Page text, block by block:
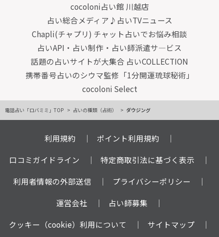
cocoloni占い館 川越店
占い総合メディア♪占いTVニュース
Chapli(チャプリ) チャット占いでお悩み相談
占いAPI・占い制作・占い師派遣サ―ビス
話題の占いサイトが大集合 占いCOLLECTION
携帯番号占いのシウマ監修「1分開運琉球秘術」
cocoloni Select
電話占い「ロバミミ」TOP 占いの種類（占術） ダウジング
利用規約
ポイント利用規約
口コミガイドライン
特定商取引法に基づく表示
利用者情報の外部送信
プライバシーポリシー
運営会社
占い師募集
クッキー（cookie）利用について
サイトマップ